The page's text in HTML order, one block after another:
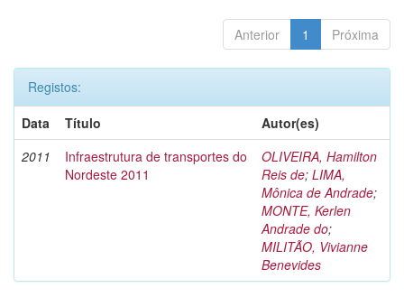
Anterior 1 Próxima
Registos:
Data
Título
Autor(es)
2011
Infraestrutura de transportes do
Nordeste 2011
OLIVEIRA, Hamilton
Reis de; LIMA,
Mônica de Andrade;
MONTE, Kerlen
Andrade do;
MILITÃO, Vivianne
Benevides